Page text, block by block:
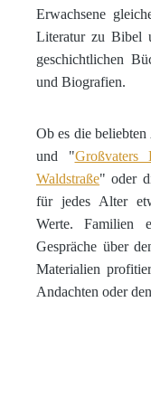
Erwachsene
Literatur zu Bibel
geschichtlichen
und Biografien.
Ob es die
und "Großvaters
Waldstraße" oder
für jedes Alter
Werte. Familien
Gespräche über
Materialien
Andachten oder